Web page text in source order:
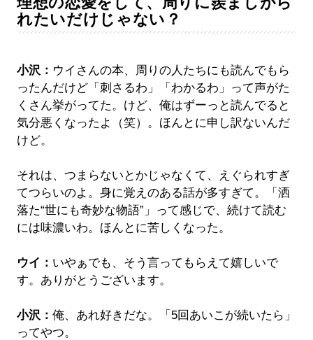
れたいだけじゃない？
小沢： ウイさんの本、周りの人たちにも読んでもら
ったんだけど「刺さるわ」「わかるわ」って声がた
くさん挙がってた。けど、俺はずーっと読んでると
気分悪くなったよ（笑）。ほんとに申し訳ないんだ
けど。
それは、つまらないとかじゃなくて、えぐられすぎ
てつらいのよ。身に覚えのある話が多すぎて。「洒
落た“世にも奇妙な物語”」って感じで、続けて読む
には味濃いわ。ほんとに苦しくなった。
ウイ： いやぁでも、そう言ってもらえて嬉しいで
す。ありがとうございます。
小沢： 俺、あれ好きだな。「5回あいこが続いたら」
ってやつ。